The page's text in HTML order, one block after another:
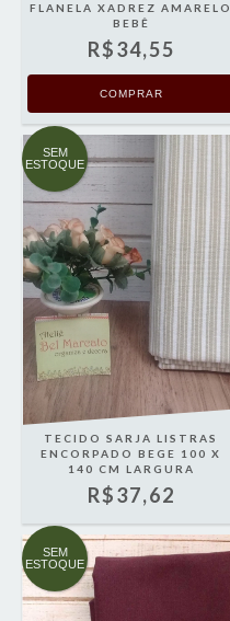
FLANELA XADREZ AMARELO
BEBÊ
R$34,55
SEM
ESTOQUE
TECIDO SARJA LISTRAS
ENCORPADO BEGE 100 X
140 CM LARGURA
R$37,62
SEM
ESTOQUE